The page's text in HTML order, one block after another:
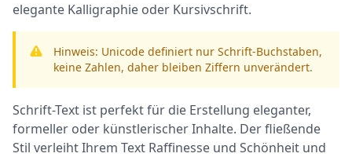
elegante Kalligraphie oder Kursivschrift.
Hinweis: Unicode definiert nur Schrift-Buchstaben,
keine Zahlen, daher bleiben Ziffern unverändert.
Schrift-Text ist perfekt für die Erstellung eleganter,
formeller oder künstlerischer Inhalte. Der fließende
Stil verleiht Ihrem Text Raffinesse und Schönheit und